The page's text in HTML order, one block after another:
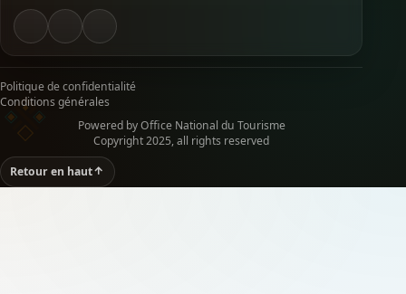
Politique de confidentialité
Conditions générales
Powered by Office National du Tourisme
Copyright 2025, all rights reserved
Retour en haut